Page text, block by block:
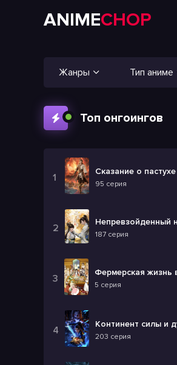
ANIMECHOP
Жанры Тип аниме
Топ онгоингов
Сказание о
95 серия
Непревзойденный
187 серия
Фермерская жизнь
5 серия
Континент силы и
203 серия